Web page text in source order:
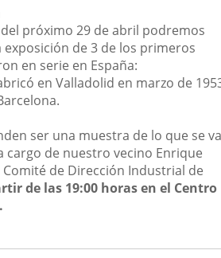
próximo 29 de abril podremos
de 3 de los primeros
en serie en España:
en Valladolid en marzo de
ser una muestra de lo que se
cargo de nuestro vecino Enrique
de Dirección Industrial de
de las 19:00 horas en el Centro